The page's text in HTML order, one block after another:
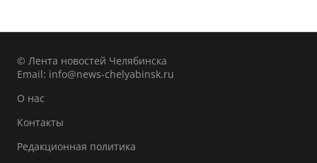
© Лента новостей Челябинска
Email: info@news-chelyabinsk.ru
О нас
Контакты
Редакционная политика